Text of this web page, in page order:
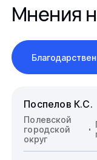
Мнения
Поспелов К.С.
Полевской
городской
округ